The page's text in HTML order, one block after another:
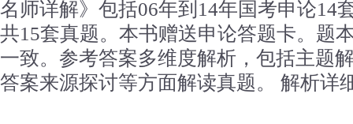
名师详解》包括06年到14年国考申论14
共15套真题。本书赠送申论答题卡。题
一致。参考答案多维度解析，包括主题
答案来源探讨等方面解读真题。 解析详